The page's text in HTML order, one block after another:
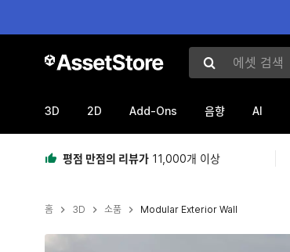
에셋 검색
3D 2D Add-Ons 음향 AI
평점 만점의 리뷰가 11,000개 이상
홈 3D 소품 Modular Exterior Wall
현재 슬라이드: 1 / 4